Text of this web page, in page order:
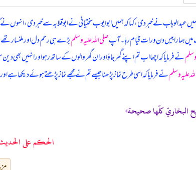
عبدالوہاب نے خبر دی، کہا کہ ہمیں ابوایوب سختیانی نے ابوقلابہ سے خبر دی،
ہمارا بیس دن و رات قیام رہا۔ آپصلی اللہ علیہ وسلمبڑے ہی رحم دل اور ملنسار
نے فرمایا کہ اچھا اب تم اپنے گھر جاؤ اور ان گھر والوں کے ساتھ رہو اور انہیں بھی
علیہ وسلمنے فرمایا کہ اسی طرح نماز پڑھنا جیسے تم نے مجھے نماز پڑھتے ہوئے دیکھا
البخاريّ كلّها صحيحة»
الحكم على